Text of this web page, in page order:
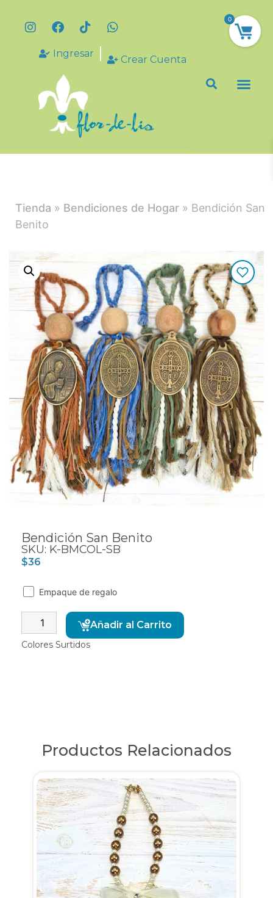
Ingresar
Crear Cuenta
Tienda » Bendiciones de Hogar » Bendición San
Benito
Bendición San Benito
SKU: K-BMCOL-SB
$36
Empaque de regalo
Añadir al Carrito
Colores Surtidos
Productos Relacionados
0